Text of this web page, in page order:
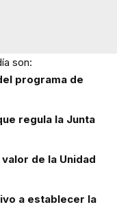
son:
programa de
regula la Junta
de la Unidad
a establecer la